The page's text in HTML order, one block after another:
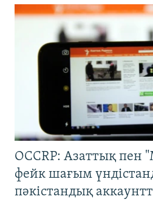
OCCRP: Азаттық пен
фейк шағым
пәкістандық